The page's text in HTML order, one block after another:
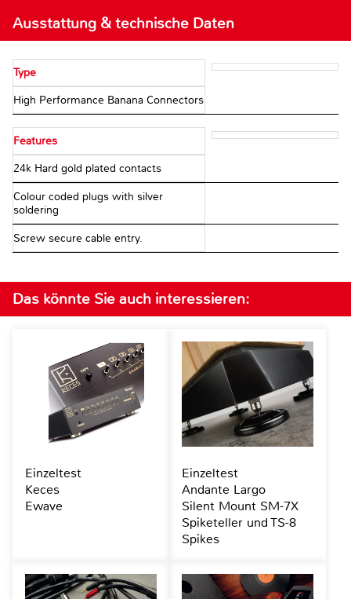
Ausstattung & technische Daten
Type
High Performance Banana Connectors
Features
24k Hard gold plated contacts
Colour coded plugs with silver
soldering
Screw secure cable entry.
Das könnte Sie auch interessieren:
Einzeltest
Keces
Ewave
Einzeltest
Andante Largo
Silent Mount SM-7X
Spiketeller und TS-8
Spikes